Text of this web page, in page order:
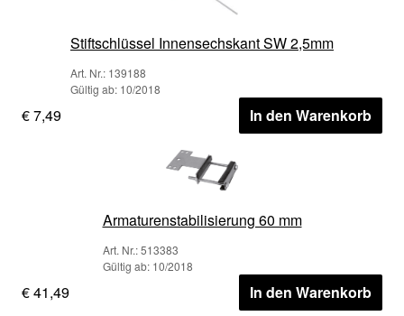
Stiftschlüssel Innensechskant SW 2,5mm
Art. Nr.: 139188
Gültig ab: 10/2018
€ 7,49 In den Warenkorb
Armaturenstabilisierung 60 mm
Art. Nr.: 513383
Gültig ab: 10/2018
€ 41,49 In den Warenkorb